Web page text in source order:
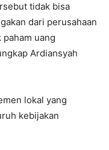
tidak bisa
dari perusahaan
uang
Ardiansyah
lokal yang
kebijakan